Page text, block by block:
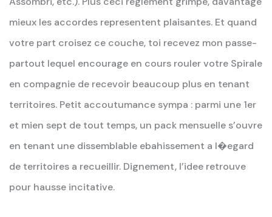
mieux les accordes representent plaisantes. Et quand
votre part croisez ce couche, toi recevez mon passe-
partout lequel encourage en cours rouler votre Spirale
en compagnie de recevoir beaucoup plus en tenant
territoires. Petit accoutumance sympa : parmi une 1er
et mien sept de tout temps, un pack mensuelle s’ouvre
en tenant une dissemblable ebahissement a l�egard
de territoires a recueillir. Dignement, l’idee retrouve
pour hausse incitative.